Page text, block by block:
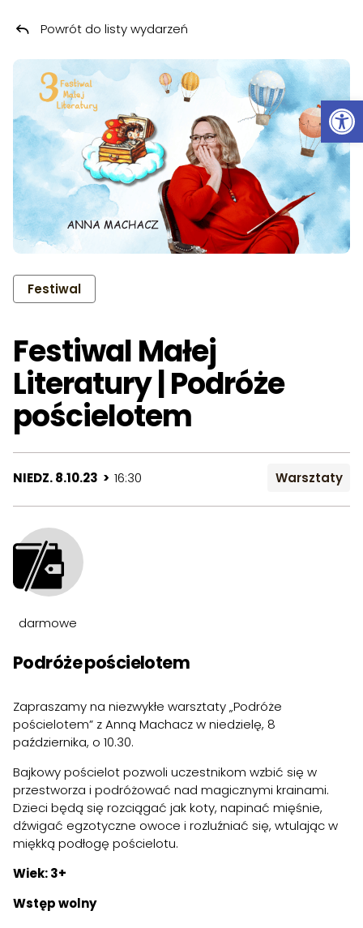
Przeskocz do treści
Festiwal
Festiwal Małej
Literatury | Podróże
pościelotem
NIEDZ. 8.10.23 > 16:30 Warsztaty
darmowe
Powrót do listy wydarzeń
Podróże pościelotem
Zapraszamy na niezwykłe warsztaty „Podróże
pościelotem” z Anną Machacz w niedzielę, 8
października, o 10.30.
Bajkowy pościelot pozwoli uczestnikom wzbić się w
przestworza i podróżować nad magicznymi krainami.
Dzieci będą się rozciągać jak koty, napinać mięśnie,
dźwigać egzotyczne owoce i rozluźniać się, wtulając w
miękką podłogę pościelotu.
Wiek: 3+
Wstęp wolny